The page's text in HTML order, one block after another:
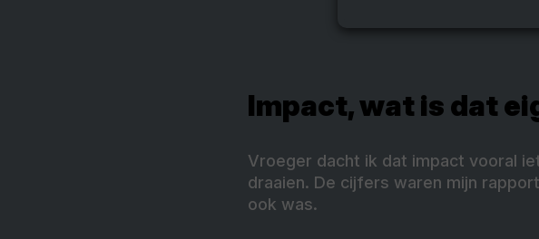
Impact, wat is dat
Vroeger dacht ik dat impact vooral
draaien. De cijfers waren mijn
ook was.